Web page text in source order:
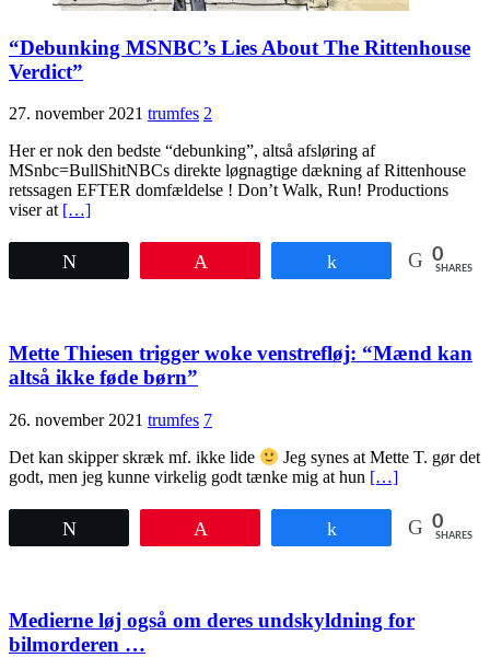
“Debunking MSNBC’s Lies About The Rittenhouse
Verdict”
27. november 2021 trumfes 2
Her er nok den bedste “debunking”, altså afsløring af
MSnbc=BullShitNBCs direkte løgnagtige dækning af Rittenhouse
retssagen EFTER domfældelse ! Don’t Walk, Run! Productions
viser at […]
0
SHARES
Mette Thiesen trigger woke venstrefløj: “Mænd kan
altså ikke føde børn”
26. november 2021 trumfes 7
Det kan skipper skræk mf. ikke lide
Jeg synes at Mette T. gør det
godt, men jeg kunne virkelig godt tænke mig at hun […]
0
SHARES
Medierne løj også om deres undskyldning for
bilmorderen …